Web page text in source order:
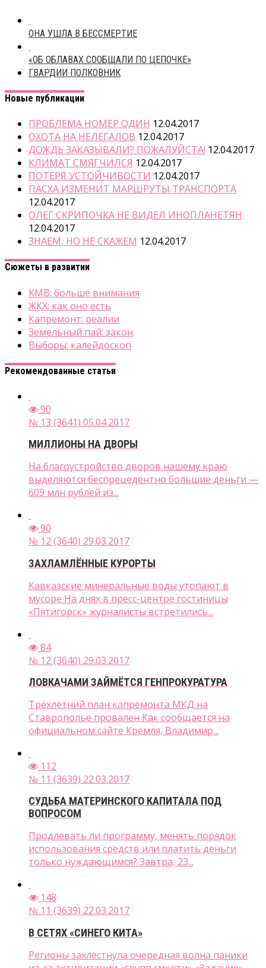
ОНА УШЛА В БЕССМЕРТИЕ
«ОБ ОБЛАВАХ СООБЩАЛИ ПО ЦЕПОЧКЕ»
ГВАРДИИ ПОЛКОВНИК
Новые публикации
ПРОБЛЕМА НОМЕР ОДИН 12.04.2017
ОХОТА НА НЕЛЕГАЛОВ 12.04.2017
ДОЖДЬ ЗАКАЗЫВАЛИ? ПОЖАЛУЙСТА! 12.04.2017
КЛИМАТ СМЯГЧИЛСЯ 12.04.2017
ПОТЕРЯ УСТОЙЧИВОСТИ 12.04.2017
ПАСХА ИЗМЕНИТ МАРШРУТЫ ТРАНСПОРТА
12.04.2017
ОЛЕГ СКРИПОЧКА НЕ ВИДЕЛ ИНОПЛАНЕТЯН
12.04.2017
ЗНАЕМ, НО НЕ СКАЖЕМ 12.04.2017
Сюжеты в развитии
КМВ: больше внимания
ЖКХ: как оно есть
Капремонт: реалии
Земельный пай: закон
Выборы: калейдоскоп
Рекомендованные статьи
90
№ 13 (3641) 05.04.2017
МИЛЛИОНЫ НА ДВОРЫ
На благоустройство дворов нашему краю
выделяются беспрецедентно большие деньги —
609 млн рублей из...
90
№ 12 (3640) 29.03.2017
ЗАХЛАМЛЁННЫЕ КУРОРТЫ
Кавказские минеральные воды утопают в
мусоре На днях в пресс-центре гостиницы
«Пятигорск» журналисты встретились...
84
№ 12 (3640) 29.03.2017
ЛОВКАЧАМИ ЗАЙМЁТСЯ ГЕНПРОКУРАТУРА
Трёхлетний план капремонта МКД на
Ставрополье провален Как сообщается на
официальном сайте Кремля, Владимир...
112
№ 11 (3639) 22.03.2017
СУДЬБА МАТЕРИНСКОГО КАПИТАЛА ПОД
ВОПРОСОМ
Продлевать ли программу, менять порядок
использования средств или платить деньги
только нуждающимся? Завтра, 23...
148
№ 11 (3639) 22.03.2017
В СЕТЯХ «СИНЕГО КИТА»
Регионы захлестнула очередная волна паники